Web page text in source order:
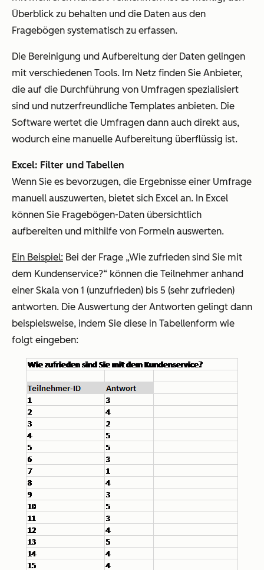
Überblick zu behalten und die Daten aus den
Fragebögen systematisch zu erfassen.
Die Bereinigung und Aufbereitung der Daten gelingen
mit verschiedenen Tools. Im Netz finden Sie Anbieter,
die auf die Durchführung von Umfragen spezialisiert
sind und nutzerfreundliche Templates anbieten. Die
Software wertet die Umfragen dann auch direkt aus,
wodurch eine manuelle Aufbereitung überflüssig ist.
Excel: Filter und Tabellen
Wenn Sie es bevorzugen, die Ergebnisse einer Umfrage
manuell auszuwerten, bietet sich Excel an. In Excel
können Sie Fragebögen-Daten übersichtlich
aufbereiten und mithilfe von Formeln auswerten.
Ein Beispiel: Bei der Frage „Wie zufrieden sind Sie mit
dem Kundenservice?“ können die Teilnehmer anhand
einer Skala von 1 (unzufrieden) bis 5 (sehr zufrieden)
antworten. Die Auswertung der Antworten gelingt dann
beispielsweise, indem Sie diese in Tabellenform wie
folgt eingeben: